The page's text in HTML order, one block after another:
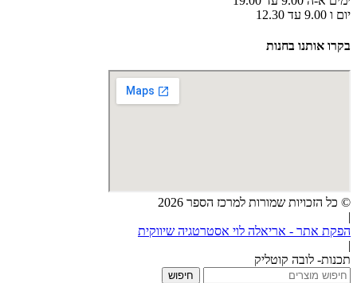
יום ו 9.00 עד 12.30
בקרו אותנו בחנות
© כל הזכויות שמורות למרכז הספר 2026
|
הפקת אתר - אריאלה לוי אסטרטגיה שיווקית
|
תכנות- לובה קוטליק
חיפוש